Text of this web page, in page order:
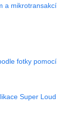
a mikrotransakcí
fotky pomocí
Super Loud